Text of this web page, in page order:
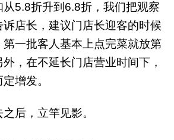
5.8折升到6.8折，我们把观察
店长，建议门店长迎客的时候
一批客人基本上点完菜就放第
，在不延长门店营业时间下，
增发。
后，立竿见影。